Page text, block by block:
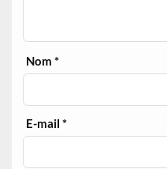
Nom*
E-mail*